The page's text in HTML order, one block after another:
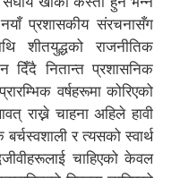
प्रशासकीय संरचनासँग
शीतयुद्धको राजनीतिक
दिँदै नितान्त प्रशासनिक
वर्षहरूमा कोरिएको
राख्ने चाहना अहिले हावी
र त्यसको स्वार्थ
चाहिएको केवल